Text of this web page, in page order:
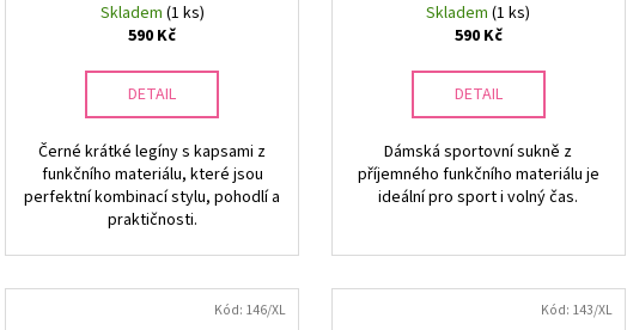
Skladem (1 ks)
590 Kč
DETAIL
Černé krátké legíny s kapsami z
funkčního materiálu, které jsou
perfektní kombinací stylu, pohodlí a
praktičnosti.
Skladem(1 ks)
590 Kč
DETAIL
Dámská sportovní sukně z
příjemného funkčního materiálu je
ideální pro sport i volný čas.
Kód: 146/XL Kód: 143/XL